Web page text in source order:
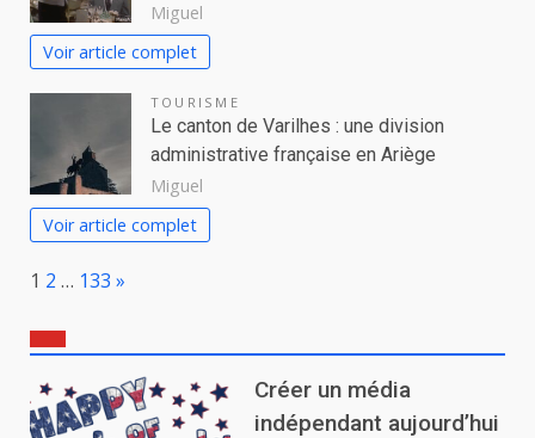
Miguel
Voir article complet
TOURISME
Le canton de Varilhes : une division
administrative française en Ariège
Miguel
Voir article complet
Page:
1 2 … 133 Next
»
Créer un média
indépendant aujourd’hui